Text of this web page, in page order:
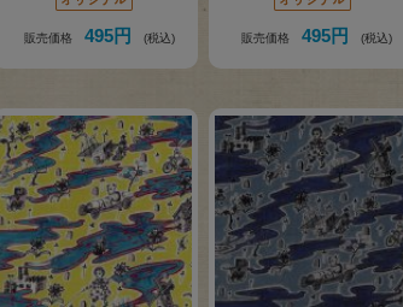
販売価格 495円 (税込) 販売価格 495円 (税込)